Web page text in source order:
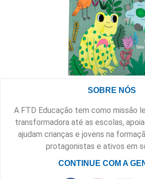
SOBRE NÓS
A FTD Educação tem como missão
transformadora até as escolas,
ajudam crianças e jovens na
protagonistas e ativos em
CONTINUE COM A